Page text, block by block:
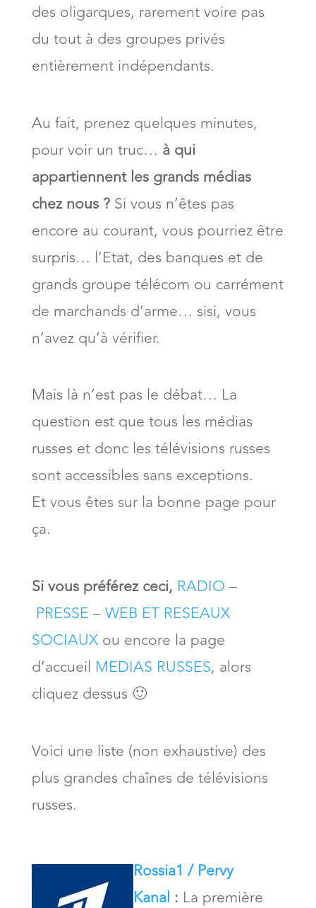
des oligarques, rarement voire pas
du tout à des groupes privés
entièrement indépendants.
Au fait, prenez quelques minutes,
pour voir un truc… à qui
appartiennent les grands médias
chez nous ?Si vous n’êtes pas
encore au courant, vous pourriez être
surpris… l’Etat, des banques et de
grands groupe télécom ou carrément
de marchands d’arme… sisi, vous
n’avez qu’à vérifier.
Mais là n’est pas le débat… La
question est que tous les médias
russes et donc les télévisions russes
sont accessibles sans exceptions.
Et vous êtes sur la bonne page pour
ça.
Si vous préférez ceci, RADIO –
PRESSE –WEB ET RESEAUX
SOCIAUXou encore la page
d’accueil MEDIAS RUSSES, alors
cliquez dessus 🙂
Voici une liste (non exhaustive) des
plus grandes chaînes de télévisions
russes.
Rossia1 / Pervy
Kanal : La première